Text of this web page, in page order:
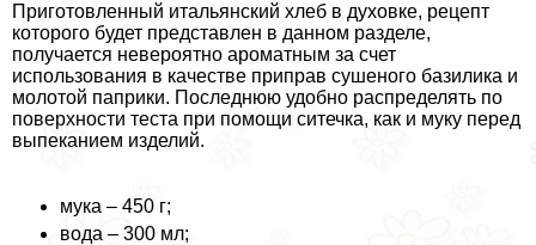
Приготовленный итальянский хлеб в духовке, рецепт
которого будет представлен в данном разделе,
получается невероятно ароматным за счет
использования в качестве приправ сушеного базилика и
молотой паприки. Последнюю удобно распределять по
поверхности теста при помощи ситечка, как и муку перед
выпеканием изделий.
мука – 450 г;
вода – 300 мл;